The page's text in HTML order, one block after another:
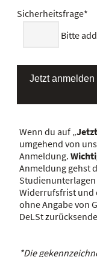
Sicherheitsfrage*
Bitte
Jetzt anmelden
Wenn du auf „
umgehend von
Anmeldung.
Anmeldung gehst
Widerrufsfrist und
ohne Angabe von
DeLSt
*Die